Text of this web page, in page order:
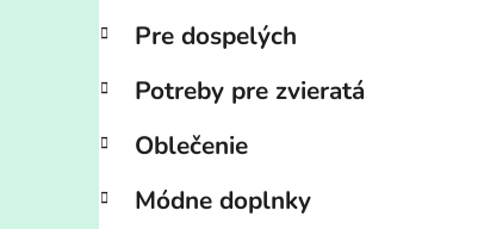
Pre dospelých
Potreby pre zvieratá
Oblečenie
Módne doplnky